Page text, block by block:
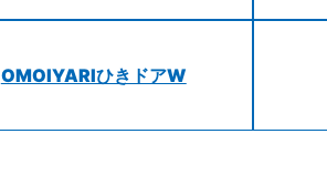
OMOIYARIひきドアW